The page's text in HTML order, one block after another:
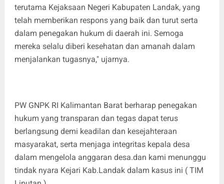
terutama Kejaksaan Negeri Kabupaten Landak, yang
telah memberikan respons yang baik dan turut serta
dalam penegakan hukum di daerah ini. Semoga
mereka selalu diberi kesehatan dan amanah dalam
menjalankan tugasnya," ujarnya.
PW GNPK RI Kalimantan Barat berharap penegakan
hukum yang transparan dan tegas dapat terus
berlangsung demi keadilan dan kesejahteraan
masyarakat, serta menjaga integritas kepala desa
dalam mengelola anggaran desa.dan kami menunggu
tindak nyara Kejari Kab.Landak dalam kasus ini ( TIM